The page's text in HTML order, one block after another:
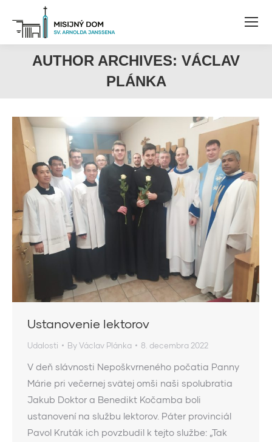
AUTHOR ARCHIVES: VÁCLAV
PLÁNKA
Ustanovenie lektorov
Udalosti ByVáclav Plánka 8. decembra 2022
V deň slávnosti Nepoškvrneného počatia Panny
Márie pri večernej svätej omši naši spolubratia
Jakub Doktor a Benedikt Kočamba boli
ustanovení na službu lektorov. Páter provinciál
Pavol Kruták ich povzbudil k tejto službe: „Tak